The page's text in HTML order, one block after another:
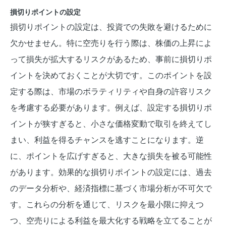
損切りポイントの設定
損切りポイントの設定は、投資での失敗を避けるために
欠かせません。特に空売りを行う際は、株価の上昇によ
って損失が拡大するリスクがあるため、事前に損切りポ
イントを決めておくことが大切です。このポイントを設
定する際は、市場のボラティリティや自身の許容リスク
を考慮する必要があります。例えば、設定する損切りポ
イントが狭すぎると、小さな価格変動で取引を終えてし
まい、利益を得るチャンスを逃すことになります。逆
に、ポイントを広げすぎると、大きな損失を被る可能性
があります。効果的な損切りポイントの設定には、過去
のデータ分析や、経済指標に基づく市場分析が不可欠で
す。これらの分析を通じて、リスクを最小限に抑えつ
つ、空売りによる利益を最大化する戦略を立てることが